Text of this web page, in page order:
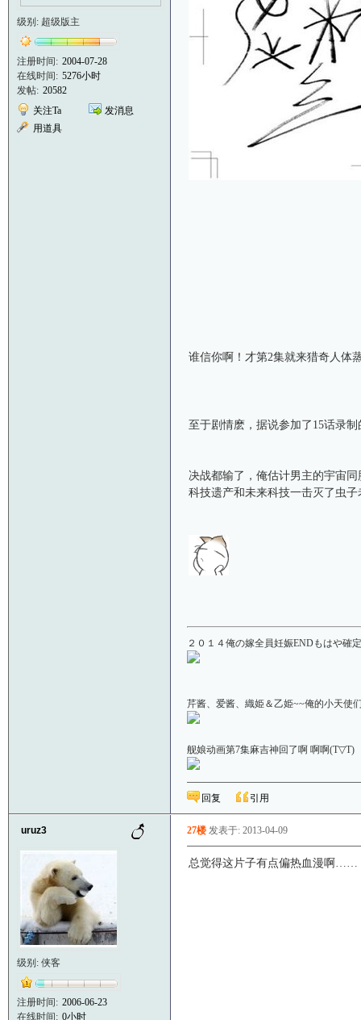
级别: 超级版主
注册时间: 2004-07-28
在线时间: 5276小时
发帖: 20582
关注Ta
发消息
用道具
谁信你啊！才第2集就来猎奇人体
至于剧情麽，据说参加了15话录
决战都输了，俺估计男主的宇宙
科技遗产和未来科技一击灭了虫
２０１４俺の嫁全員妊娠ENDもはや確
芹酱、爱酱、織姫＆乙姫~~俺的小天使
舰娘动画第7集麻吉神回了啊 啊啊
回复 引用
uruz3
级别: 侠客
注册时间: 2006-06-23
在线时间: 0小时
27楼 发表于: 2013-04-09
总觉得这片子有点偏热血漫啊……